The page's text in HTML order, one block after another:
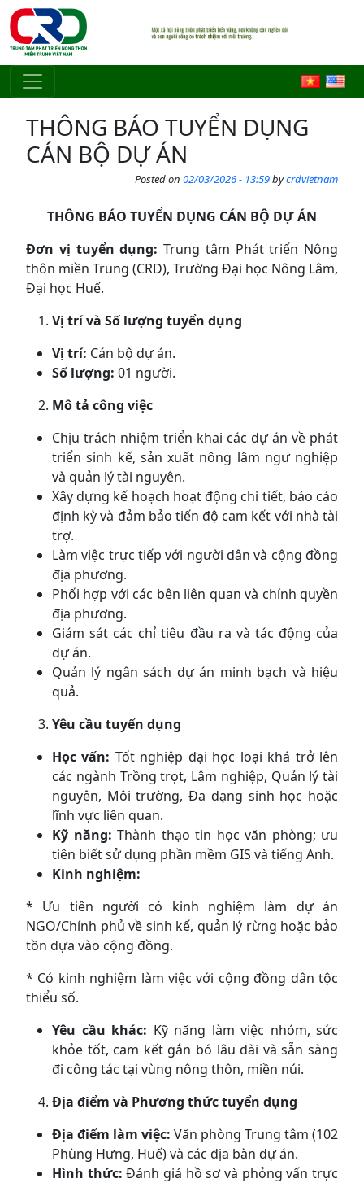
Skip to main content
THÔNG BÁO TUYỂN DỤNG
CÁN BỘ DỰ ÁN
Posted on 02/03/2026 - 13:59bycrdvietnam
THÔNG BÁO TUYỂN DỤNG CÁN BỘ DỰ ÁN
Đơn vị tuyển dụng: Trung tâm Phát triển Nông
thôn miền Trung (CRD), Trường Đại học Nông Lâm,
Đại học Huế.
Vị trí và Số lượng tuyển dụng
Vị trí: Cán bộ dự án.
Số lượng: 01 người.
Mô tả công việc
Chịu trách nhiệm triển khai các dự án về phát
triển sinh kế, sản xuất nông lâm ngư nghiệp
và quản lý tài nguyên.
Xây dựng kế hoạch hoạt động chi tiết, báo cáo
định kỳ và đảm bảo tiến độ cam kết với nhà tài
trợ.
Làm việc trực tiếp với người dân và cộng đồng
địa phương.
Phối hợp với các bên liên quan và chính quyền
địa phương.
Giám sát các chỉ tiêu đầu ra và tác động của
dự án.
Quản lý ngân sách dự án minh bạch và hiệu
quả.
Yêu cầu tuyển dụng
Học vấn: Tốt nghiệp đại học loại khá trở lên
các ngành Trồng trọt, Lâm nghiệp, Quản lý tài
nguyên, Môi trường, Đa dạng sinh học hoặc
lĩnh vực liên quan.
Kỹ năng: Thành thạo tin học văn phòng; ưu
tiên biết sử dụng phần mềm GIS và tiếng Anh.
Kinh nghiệm:
* Ưu tiên người có kinh nghiệm làm dự án
NGO/Chính phủ về sinh kế, quản lý rừng hoặc bảo
tồn dựa vào cộng đồng.
* Có kinh nghiệm làm việc với cộng đồng dân tộc
thiểu số.
Yêu cầu khác: Kỹ năng làm việc nhóm, sức
khỏe tốt, cam kết gắn bó lâu dài và sẵn sàng
đi công tác tại vùng nông thôn, miền núi.
Địa điểm và Phương thức tuyển dụng
Địa điểm làm việc: Văn phòng Trung tâm (102
Phùng Hưng, Huế) và các địa bàn dự án.
Hình thức: Đánh giá hồ sơ và phỏng vấn trực